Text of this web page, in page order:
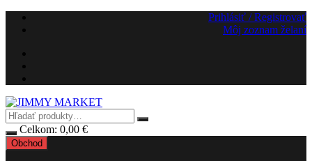
Preskočiť
Prihlásiť / Registrovať
Môj zoznam želaní
Celkom: 0,00 €
Obchod